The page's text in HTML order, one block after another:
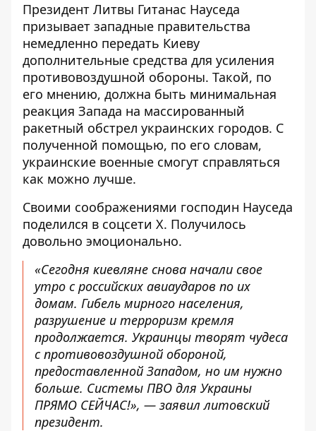
Президент Литвы Гитанас Науседа
призывает западные правительства
немедленно передать Киеву
дополнительные средства для усиления
противовоздушной обороны. Такой, по
его мнению, должна быть минимальная
реакция Запада на массированный
ракетный обстрел украинских городов. С
полученной помощью, по его словам,
украинские военные смогут справляться
как можно лучше.
Своими соображениями господин Науседа
поделился в соцсети Х. Получилось
довольно эмоционально.
«Сегодня киевляне снова начали свое
утро с российских авиаударов по их
домам. Гибель мирного населения,
разрушение и терроризм кремля
продолжается. Украинцы творят чудеса
с противовоздушной обороной,
предоставленной Западом, но им нужно
больше. Системы ПВО для Украины
ПРЯМО СЕЙЧАС!», — заявил литовский
президент.